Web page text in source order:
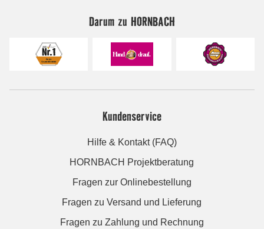
Darum zu HORNBACH
Kundenservice
Hilfe & Kontakt (FAQ)
HORNBACH Projektberatung
Fragen zur Onlinebestellung
Fragen zu Versand und Lieferung
Fragen zu Zahlung und Rechnung